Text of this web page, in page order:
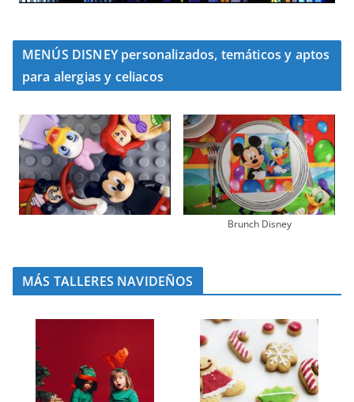
MENÚS DISNEY personalizados, temáticos y aptos
para alergias y celiacos
Brunch Disney
MÁS TALLERES NAVIDEÑOS